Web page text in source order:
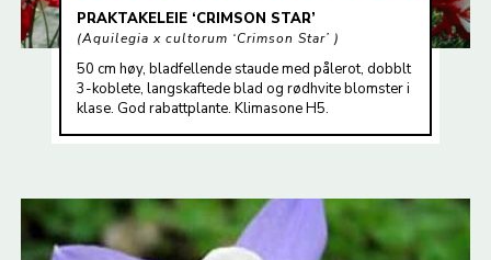
PRAKTAKELEIE ‘CRIMSON STAR’
Aquilegia x cultorum ‘Crimson Star’
50 cm høy, bladfellende staude med pålerot, dobblt
3-koblete, langskaftede blad og rødhvite blomster i
klase. God rabattplante. Klimasone H5.